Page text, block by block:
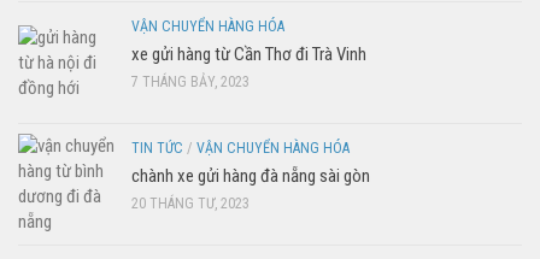
VẬN CHUYỂN HÀNG HÓA
xe gửi hàng từ Cần Thơ đi Trà Vinh
7 THÁNG BẢY, 2023
TIN TỨC / VẬN CHUYỂN HÀNG HÓA
chành xe gửi hàng đà nẵng sài gòn
20 THÁNG TƯ, 2023